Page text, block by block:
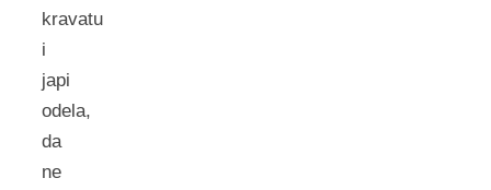
kravatu
i
japi
odela,
da
ne